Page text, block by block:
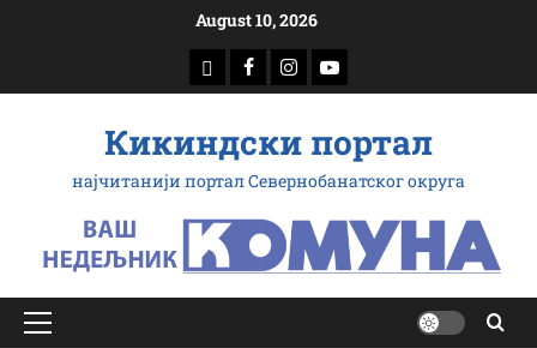
August 10, 2026
доwнлоад
Фацебоок
Инстаграм
Yоутубе
Кикиндски портал
најчитанији портал Севернобанатског округа
Примарy